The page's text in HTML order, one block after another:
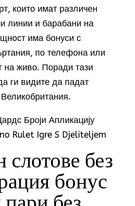
които имат различен
линии и барабани на
има бонуси с
по телефона или
на живо. Поради тази
ги видите да падат
Броји Апликацију
Rulet Igre S Djeliteljem
без
бонус